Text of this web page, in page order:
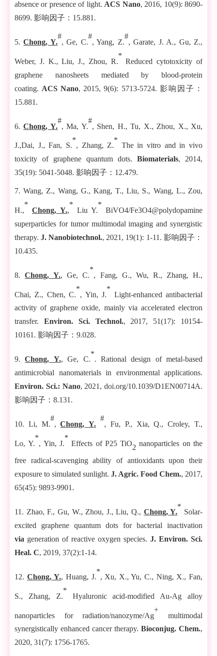
absence or presence of light. ACS Nano, 2016, 10(9): 8690-
8699. 影响因子： 1 5.881 .
5.Chong, Y.
#
, Ge, C.
#
, Yang, Z.
#
, Garate, J. A., Gu, Z.,
Weber, J. K., Liu, J., Zhou, R.
*
Reduced cytotoxicity of
graphene nanosheets mediated by blood-protein
coating. ACS Nano, 2015, 9(6): 5713-5724. 影响因子：
1 5.881 .
6.Chong, Y.
#
, Ma, Y.
#
, Shen, H., Tu, X., Zhou, X., Xu,
J.,Dai, J., Fan, S.
*
, Zhang, Z.
*
The in vitro and in vivo
toxicity of graphene quantum dots. Biomaterials, 2014,
35(19): 5041-5048. 影响因子： 1 2.479.
7.Wang, Z., Wang, G., Kang, T., Liu, S., Wang, L., Zou,
H.,
*
Chong, Y.,
*
Liu Y.
*
BiVO4/Fe3O4@polydopamine
superparticles for tumor multimodal imaging and synergistic
therapy.J. Nanobiotechnol., 2021 , 19(1): 1-11. 影响因子：
10.435.
8.Chong, Y., Ge, C.
*
, Fang, G., Wu, R., Zhang, H.,
Chai Z., Chen, C.
*
, Yin, J.
*
Light-enhanced antibacterial
activity of graphene oxide, mainly via accelerated electron
transfer. Environ. Sci. Technol., 2017, 51(17): 10154-
10161. 影响因子： 9.028.
9.Chong, Y., Ge, C.
*
. Rational design of metal-based
antimicrobial nanomaterials in environmental applications.
Environ. Sci.: Nano, 2021, doi.org/10.1039/D1EN00714A.
影响因子： 8.131.
10. Li, M.
#
,Chong, Y.
#
, Fu, P., Xia, Q., Croley, T.,
Lo, Y.
*
, Yin, J.
*
Effects of P25 TiO2 nanoparticles on the
free radical-scavenging ability of antioxidants upon their
exposure to simulated sunlight. J. Agric. Food Chem., 2017,
65(45): 9893-9901.
11. Zhao, F., Gu, W., Zhou, J., Liu, Q., Chong, Y.
*
Solar-
excited graphene quantum dots for bacterial inactivation
via generation of reactive oxygen species. J. Environ. Sci.
Heal. C, 2019, 37(2):1-14.
12. Chong,Y., Huang, J.
*
, Xu, X.,Yu, C., Ning, X.,Fan,
S., Zhang, Z.
*
Hyaluronic acid-modified Au-Ag alloy
nanoparticles for radiation/nanozyme/Ag
+
multimodal
synergistically enhanced cancer therapy. Bioconjug. Chem.,
2020, 31(7): 1756-1 765.